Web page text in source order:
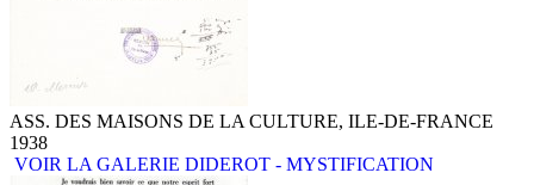
ASS. DES MAISONS DE LA CULTURE, ILE-DE-FRANCE
1938
VOIR LA GALERIE DIDEROT - MYSTIFICATION